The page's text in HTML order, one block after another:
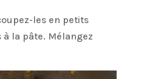
les en petits
la pâte. Mélangez